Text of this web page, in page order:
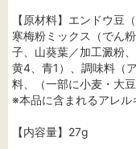
【原材料】エンドウ豆
寒梅粉ミックス（でん
子、山葵葉／加工澱粉
黄4、青1）、調味料（
料、（一部に小麦・大豆
※本品に含まれるアレル
【内容量】27g